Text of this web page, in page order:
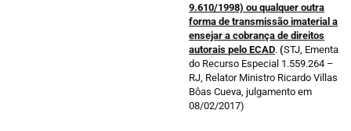
9.610/1998) ou qualquer outra
forma de transmissão imaterial a
ensejar a cobrança de direitos
autorais pelo ECAD.(STJ, Ementa
do Recurso Especial 1.559.264 –
RJ, Relator Ministro Ricardo Villas
Bôas Cueva, julgamento em
08/02/2017)